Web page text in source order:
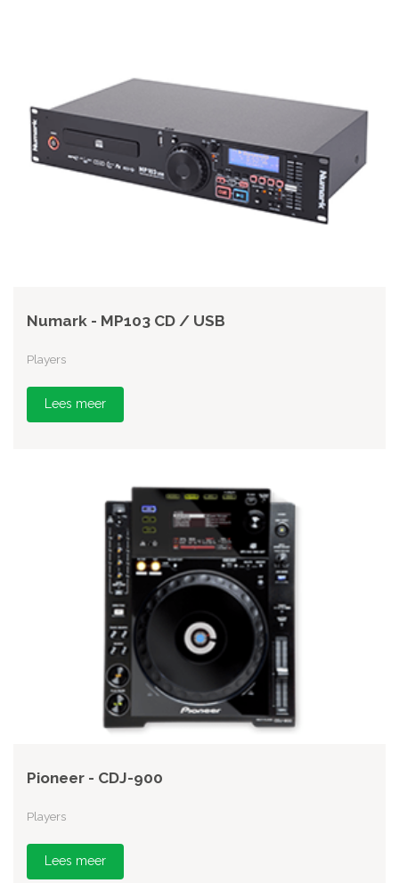
Numark - MP103 CD / USB
Players
Lees meer
Pioneer - CDJ-900
Players
Lees meer